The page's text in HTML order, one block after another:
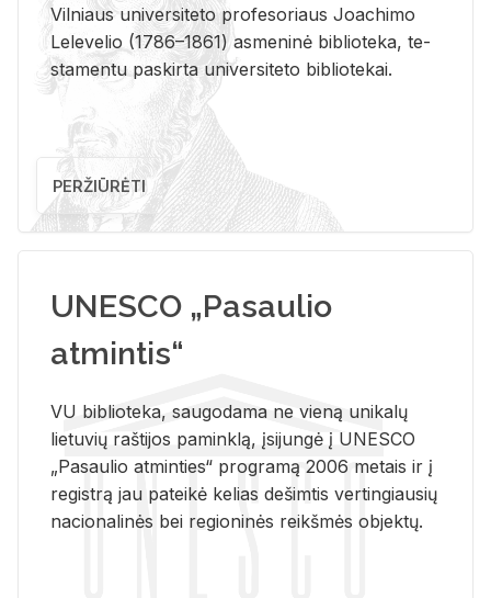
Vil­niaus uni­ver­si­te­to pro­fe­so­riaus Jo­a­chi­mo
Le­le­ve­lio (1786–1861) as­me­ni­nė bi­b­lio­te­ka, te­
sta­men­tu pa­skir­ta uni­ver­si­te­to bi­b­lio­te­kai.
PERŽIŪRĖTI
UNESCO „Pasaulio
atmintis“
VU biblioteka, saugodama ne vieną unikalų
lietuvių raštijos paminklą, įsijungė į UNESCO
„Pasaulio atminties“ programą 2006 metais ir į
registrą jau pateikė kelias dešimtis vertingiausių
nacionalinės bei regioninės reikšmės objektų.